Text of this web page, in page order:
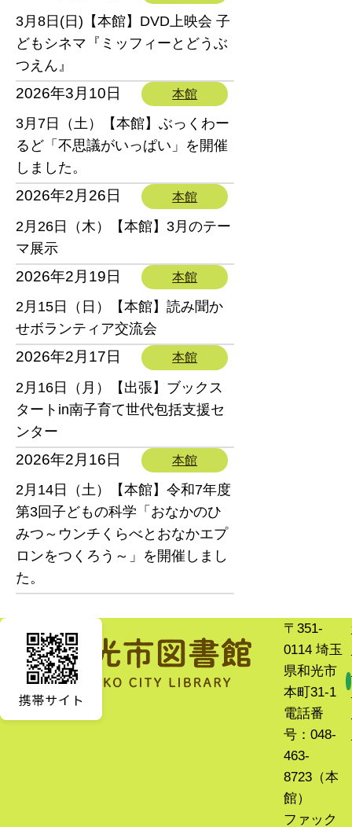
3月8日(日)【本館】DVD上映会 子
どもシネマ『ミッフィーとどうぶ
つえん』
2026年3月10日 本館
3月7日（土）【本館】ぶっくわー
るど「不思議がいっぱい」を開催
しました。
2026年2月26日 本館
2月26日（木）【本館】3月のテー
マ展示
2026年2月19日 本館
2月15日（日）【本館】読み聞か
せボランティア交流会
2026年2月17日 本館
2月16日（月）【出張】ブックス
タートin南子育て世代包括支援セ
ンター
2026年2月16日 本館
2月14日（土）【本館】令和7年度
第3回子どもの科学「おなかのひ
みつ～ウンチくらべとおなかエプ
ロンをつくろう～」を開催しまし
た。
〒351-
0114 埼玉
県和光市
本町31-1
電話番
号：048-
463-
8723（本
館）
ファック